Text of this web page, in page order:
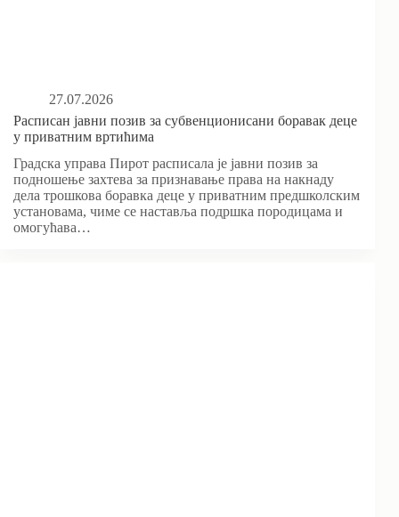
27.07.2026
Расписан јавни позив за субвенционисани боравак деце
у приватним вртићима
Градска управа Пирот расписала је јавни позив за
подношење захтева за признавање права на накнаду
дела трошкова боравка деце у приватним предшколским
установама, чиме се наставља подршка породицама и
омогућава…